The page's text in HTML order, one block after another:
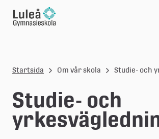
l
e
å
Startsida Om vår skola Studie- och
Studie- och